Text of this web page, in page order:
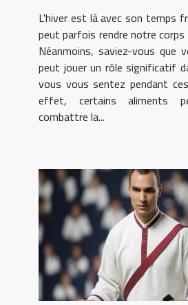
L'hiver est là avec son temps
peut parfois rendre notre
Néanmoins, saviez-vous que
peut jouer un rôle significatif
vous vous sentez pendant
effet, certains aliments
combattre la...